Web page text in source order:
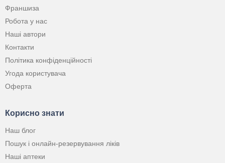
Франшиза
Робота у нас
Наші автори
Контакти
Політика конфіденційності
Угода користувача
Оферта
Корисно знати
Наш блог
Пошук і онлайн-резервування ліків
Наші аптеки